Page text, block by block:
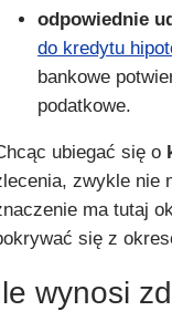
odpowiednie
do kredytu
bankowe
podatkowe.
ubiegać się o
zwykle nie
ma tutaj
się z
wynosi